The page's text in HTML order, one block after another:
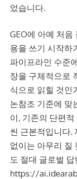
었습니다.
GEO에 아예 처음
용을 쓰기 시작하
파이프라인 수준
장을 구체적으로
식으로 읽힐 것인
논참조 기준에 맞
이, 기존의 단편
씬 근본적입니다.
없이는 아무리 질
도 절대 글로벌
https://